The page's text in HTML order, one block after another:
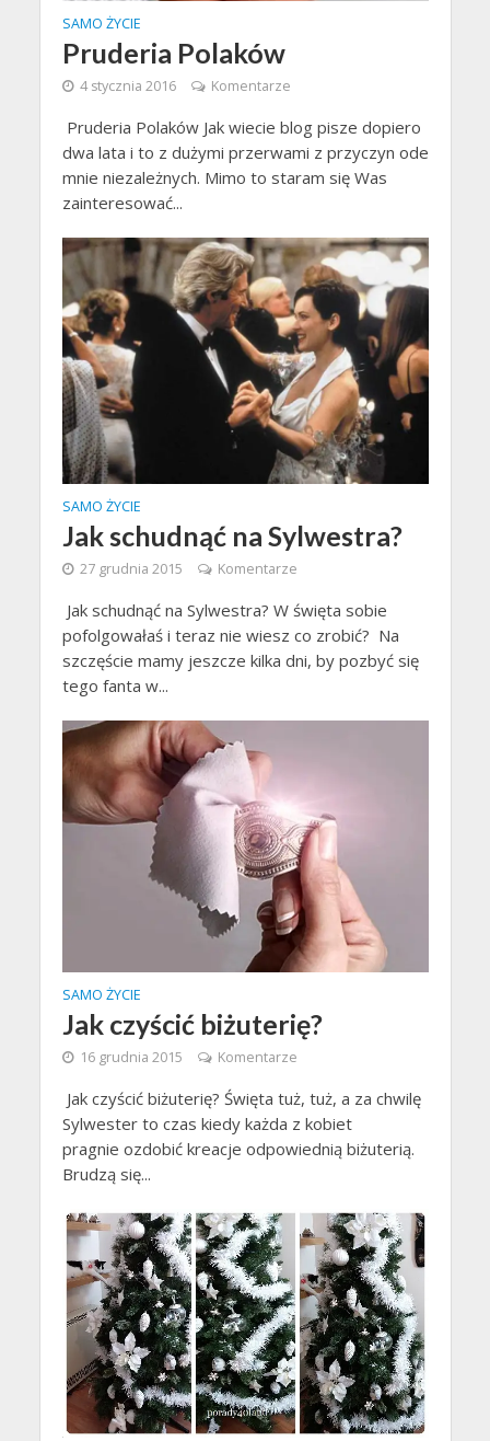
SAMO ŻYCIE
Pruderia Polaków
4 stycznia 2016 Komentarze
Pruderia Polaków Jak wiecie blog pisze dopiero
dwa lata i to z dużymi przerwami z przyczyn ode
mnie niezależnych. Mimo to staram się Was
zainteresować...
SAMO ŻYCIE
Jak schudnąć na Sylwestra?
27 grudnia 2015 Komentarze
Jak schudnąć na Sylwestra? W święta sobie
pofolgowałaś i teraz nie wiesz co zrobić? Na
szczęście mamy jeszcze kilka dni, by pozbyć się
tego fanta w...
SAMO ŻYCIE
Jak czyścić biżuterię?
16 grudnia 2015 Komentarze
Jak czyścić biżuterię? Święta tuż, tuż, a za chwilę
Sylwester to czas kiedy każda z kobiet
pragnie ozdobić kreacje odpowiednią biżuterią.
Brudzą się...